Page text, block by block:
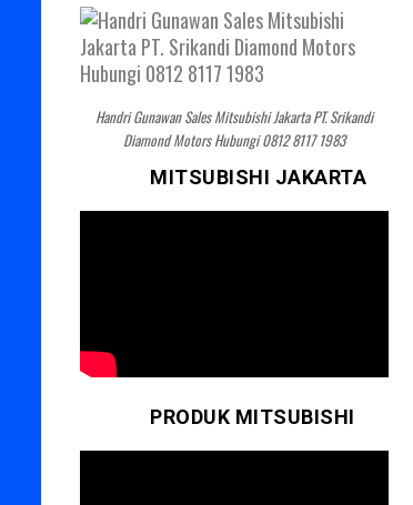
Handri Gunawan Sales Mitsubishi Jakarta PT. Srikandi
Diamond Motors Hubungi 0812 8117 1983
MITSUBISHI JAKARTA
PRODUK MITSUBISHI